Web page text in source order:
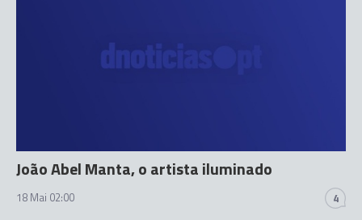
João Abel Manta, o artista iluminado
18 Mai 02:00 4